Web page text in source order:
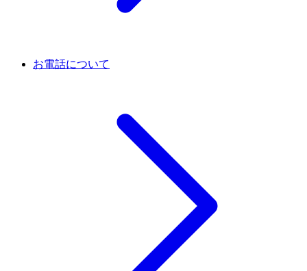
お電話について